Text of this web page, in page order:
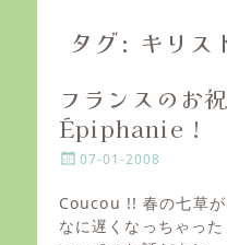
タグ: キリス
フランスのお
Épiphanie !
P
s
t
e
07-01-2008
Coucou !! 春の七草
なに遅くなっちゃっ